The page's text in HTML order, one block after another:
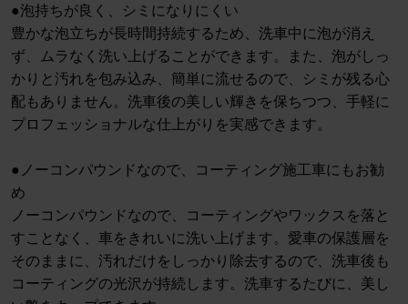
●泡持ちが良く、シミになりにくい
豊かな泡立ちが長時間持続するため、洗車中に泡が消え
ず、ムラなく洗い上げることができます。また、泡がしっ
かりと汚れを包み込み、簡単に流せるので、シミが残る心
配もありません。洗車後の美しい輝きを保ちつつ、手軽に
プロフェッショナルな仕上がりを実感できます。
●ノーコンパウンドなので、コーティング施工車にもお勧
め
ノーコンパウンドなので、コーティングやワックスを落と
すことなく、車をきれいに洗い上げます。愛車の保護層を
そのままに、汚れだけをしっかり除去するので、洗車後も
コーティングの光沢が持続します。洗車するたびに、美し